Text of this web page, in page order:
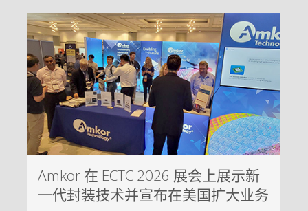
Amkor 在 ECTC 2026 展会上展示新
一代封装技术并宣布在美国扩大业务